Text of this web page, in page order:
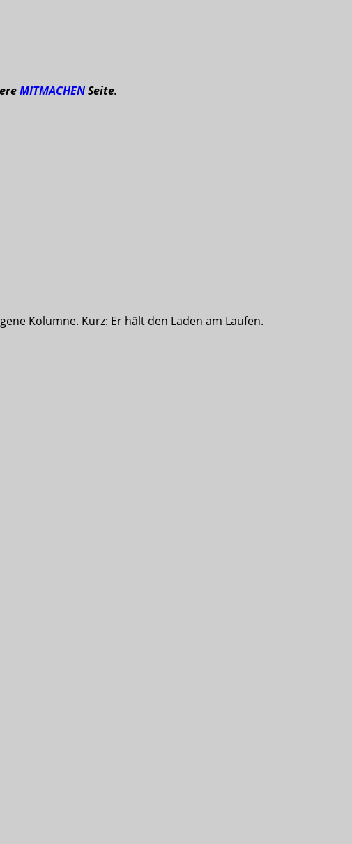
MITMACHENSeite.
Kolumne. Kurz: Er hält den Laden am Laufen.